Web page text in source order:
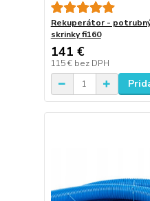
Rekuperátor -
skrinky fi160
141 €
115 € bez DPH